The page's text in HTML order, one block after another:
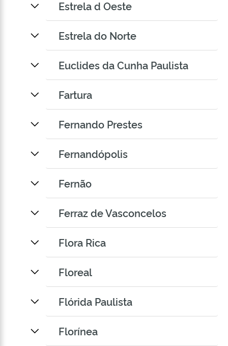
Estrela d Oeste
Estrela do Norte
Euclides da Cunha Paulista
Fartura
Fernando Prestes
Fernandópolis
Fernão
Ferraz de Vasconcelos
Flora Rica
Floreal
Flórida Paulista
Florínea